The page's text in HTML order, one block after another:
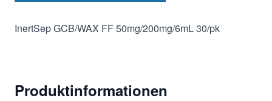
InertSep GCB/WAX FF 50mg/200mg/6mL 30/pk
Produktinformationen